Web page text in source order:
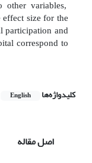
other variables,
size for the
participation and
correspond to
کلیدواژه‌ها English
اصل مقاله